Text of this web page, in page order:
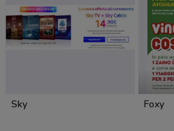
Sky Foxy